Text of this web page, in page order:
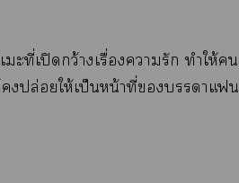
ะที่เปิดกว้างเรื่องารัก ทำให้
ปล่อยให้เป็นหน้าที่าแ